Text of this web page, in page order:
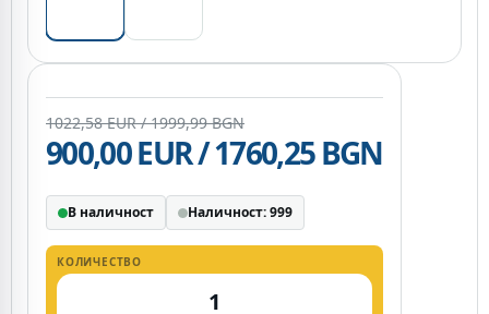
1022,58 EUR / 1999,99 BGN
900,00 EUR / 1760,25 BGN
В наличност Наличност: 999
КОЛИЧЕСТВО